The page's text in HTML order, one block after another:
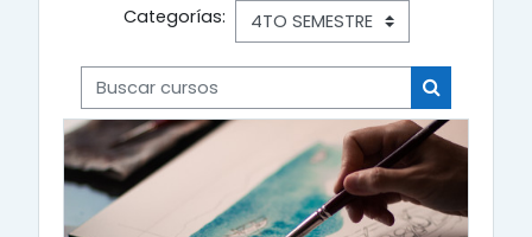
Categorías:
Buscar cursos
Buscar